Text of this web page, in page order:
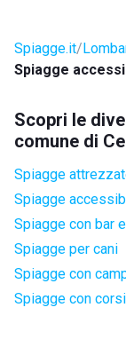
Spiagge.it
Spiagge
Scopri le
comune di
Spiagge
Spiagge
Spiagge con bar
Spiagge per cani
Spiagge con
Spiagge con